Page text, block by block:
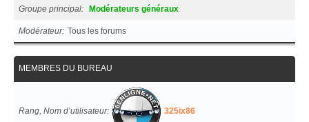
Groupe principal Modérateurs généraux
Modérateur Tous les forums
MEMBRES DU BUREAU
Rang, Nom d’utilisateur 325ix86